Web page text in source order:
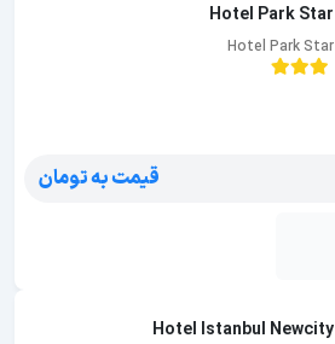
Hotel Park Star
Hotel Park Star
قیمت به تومان
Hotel Istanbul Newcity